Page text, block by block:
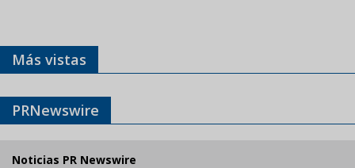
Más vistas
PRNewswire
Noticias PR Newswire